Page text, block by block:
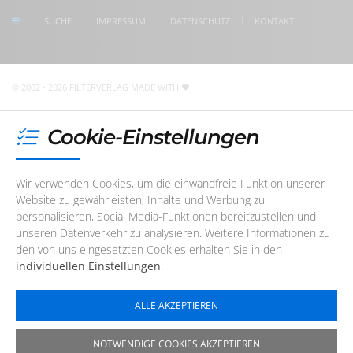
SUCHE IMPRESSUM DATENSCHUTZ KONTAKT
© 2002 - 2026 FILTERVERLAG MADE WITH
Cookie-Einstellungen
Wir verwenden Cookies, um die einwandfreie Funktion unserer
Website zu gewährleisten, Inhalte und Werbung zu
personalisieren, Social Media-Funktionen bereitzustellen und
unseren Datenverkehr zu analysieren. Weitere Informationen zu
den von uns eingesetzten Cookies erhalten Sie in den
individuellen Einstellungen.
ALLE AKZEPTIEREN
NOTWENDIGE COOKIES AKZEPTIEREN